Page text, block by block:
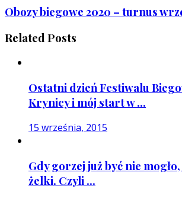
Obozy biegowe 2020 – turnus
Related Posts
Ostatni dzień Festiwalu
Krynicy i mój start w ...
15 września, 2015
Gdy gorzej już być nie
żelki. Czyli ...